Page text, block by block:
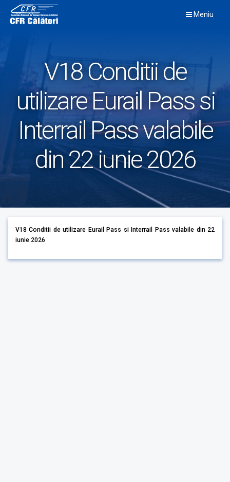
content
Meniu
V18 Conditii de
utilizare Eurail Pass si
Interrail Pass valabile
din 22 iunie 2026
V18 Conditii de utilizare Eurail Pass si Interrail Pass valabile din 22
iunie 2026